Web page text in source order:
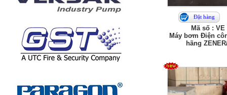
Đặt hàng
Mã số : VE
Máy bơm Điện
hãng